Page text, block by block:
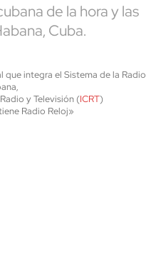
de la hora y las
Cuba.
que integra el Sistema de la Radio
y Televisión (ICRT)
Radio Reloj»